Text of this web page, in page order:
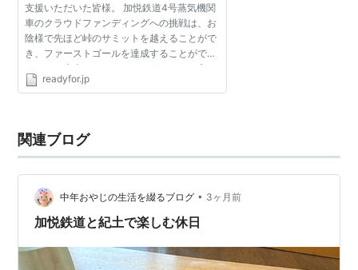
支援いただいた皆様。 加悦鉄道4号蒸気機関
車のクラウドファンディングへの挑戦は、お
陰様で先ほど峠のサミットを越えることがで
き、ファーストゴールを達成することができ
ました！本当にありがとうございます！心よ
り御礼申し上げます。 このクラウドファンデ
readyfor.jp
関連ブログ
中年おやじの生活を綴るブログ • 3ヶ月前
加悦鉄道と紀土で楽しむ休日